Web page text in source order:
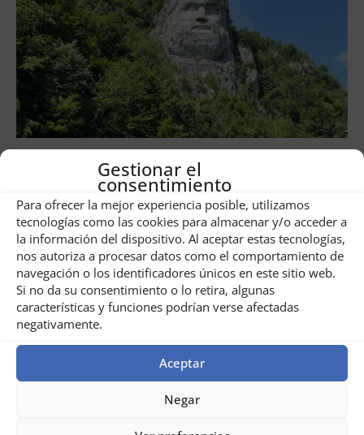
Gestionar el
consentimiento
Para ofrecer la mejor experiencia posible, utilizamos
tecnologías como las cookies para almacenar y/o acceder a
la información del dispositivo. Al aceptar estas tecnologías,
nos autoriza a procesar datos como el comportamiento de
navegación o los identificadores únicos en este sitio web.
Si no da su consentimiento o lo retira, algunas
características y funciones podrían verse afectadas
negativamente.
Aceptar
Negar
Circuito por el Banat, Rumanía
LEER AHORA ...